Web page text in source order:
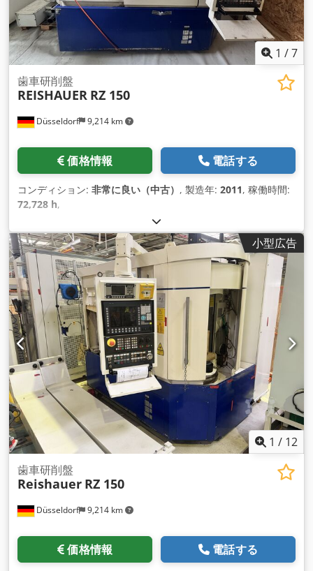
1 /7
Düsseldorf 9,214 km
歯車研削盤
REISHAUER RZ 150
価格情報 電話する
コンディション: 非常に良い（中古） , 製造年: 2011, 稼働時間:
72,728 h,
小型広告
1 / 12
Düsseldorf 9,214 km
歯車研削盤
Reishauer RZ 150
価格情報 電話する